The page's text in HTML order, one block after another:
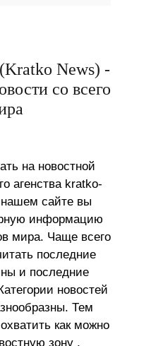
News) -
со всего
на новостной
агенства kratko-
сайте вы
информацию
мира. Чаще всего
последние
и последние
новостей
Тем
как можно
зону ,